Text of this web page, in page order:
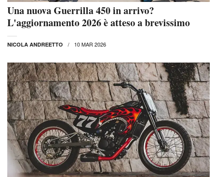
Una nuova Guerrilla 450 in arrivo?
L'aggiornamento 2026 è atteso a brevissimo
NICOLA ANDREETTO 10 MAR 2026